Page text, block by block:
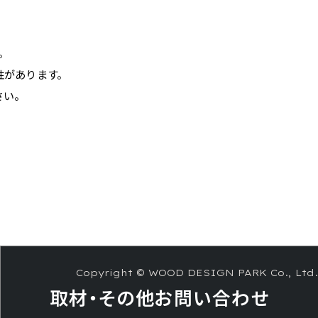
あります。
。
取材・その他お問い合わせ
Copyright © WOOD DESIGN PARK Co., Ltd.